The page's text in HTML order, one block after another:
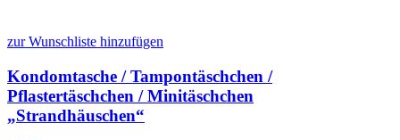
zur Wunschliste hinzufügen
Kondomtasche / Tampontäschchen /
Pflastertäschchen / Minitäschchen
„Strandhäuschen“